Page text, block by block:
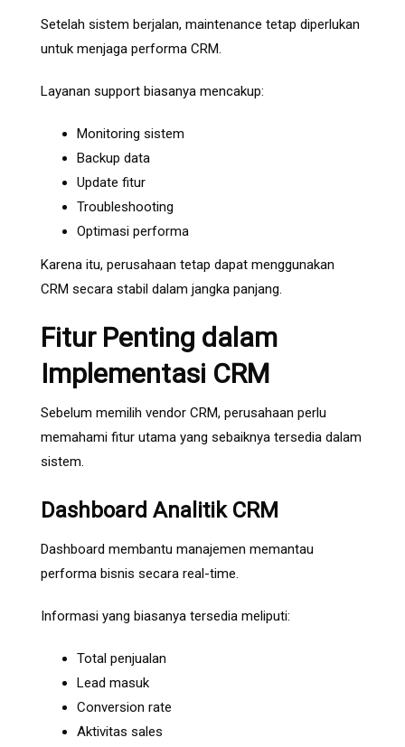
Setelah sistem berjalan, maintenance tetap diperlukan
untuk menjaga performa CRM.
Layanan support biasanya mencakup:
Monitoring sistem
Backup data
Update fitur
Troubleshooting
Optimasi performa
Karena itu, perusahaan tetap dapat menggunakan
CRM secara stabil dalam jangka panjang.
Fitur Penting dalam
Implementasi CRM
Sebelum memilih vendor CRM, perusahaan perlu
memahami fitur utama yang sebaiknya tersedia dalam
sistem.
Dashboard Analitik CRM
Dashboard membantu manajemen memantau
performa bisnis secara real-time.
Informasi yang biasanya tersedia meliputi:
Total penjualan
Lead masuk
Conversion rate
Aktivitas sales